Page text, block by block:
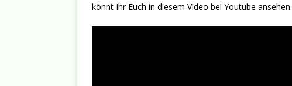
könnt Ihr Euch in diesem Video bei Youtube ansehen.